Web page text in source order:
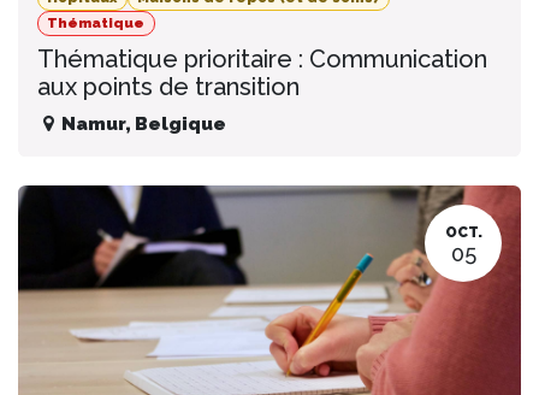
Thématique
Thématique prioritaire : Communication
aux points de transition
Namur, Belgique
OCT.
05